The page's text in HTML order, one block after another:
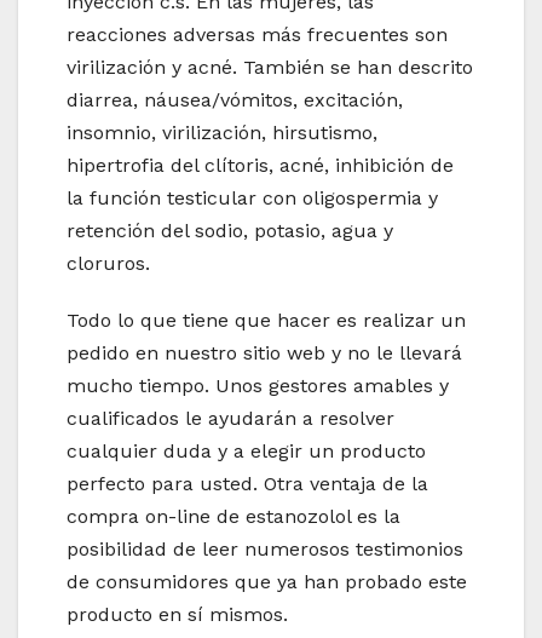
reacciones adversas más frecuentes son
virilización y acné. También se han descrito
diarrea, náusea/vómitos, excitación,
insomnio, virilización, hirsutismo,
hipertrofia del clítoris, acné, inhibición de
la función testicular con oligospermia y
retención del sodio, potasio, agua y
cloruros.
Todo lo que tiene que hacer es realizar un
pedido en nuestro sitio web y no le llevará
mucho tiempo. Unos gestores amables y
cualificados le ayudarán a resolver
cualquier duda y a elegir un producto
perfecto para usted. Otra ventaja de la
compra on-line de estanozolol es la
posibilidad de leer numerosos testimonios
de consumidores que ya han probado este
producto en sí mismos.